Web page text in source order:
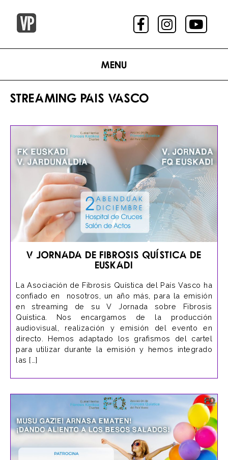
Menu
STREAMING PAIS VASCO
V jornada de Fibrosis Quística de
Euskadi
La Asociación de Fibrosis Quística del País Vasco ha
confiado en nosotros, un año más, para la emisión
en streaming de su V Jornada sobre Fibrosis
Quística. Nos encargamos de la producción
audiovisual, realización y emisión del evento en
directo. Hemos adaptado los grafismos del cartel
para utilizar durante la emisión y hemos integrado
las […]